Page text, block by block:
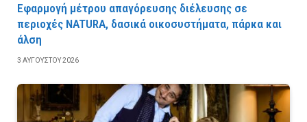
Εφαρμογή μέτρου απαγόρευσης διέλευσης σε
περιοχές NATURA, δασικά οικοσυστήματα, πάρκα και
άλση
3 ΑΥΓΟΎΣΤΟΥ 2026